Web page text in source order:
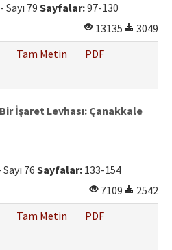
79 Sayfalar:97-130
13135
3049
Tam Metin
PDF
İşaret Levhası: Çanakkale
76 Sayfalar: 133-154
7109
2542
Tam Metin
PDF